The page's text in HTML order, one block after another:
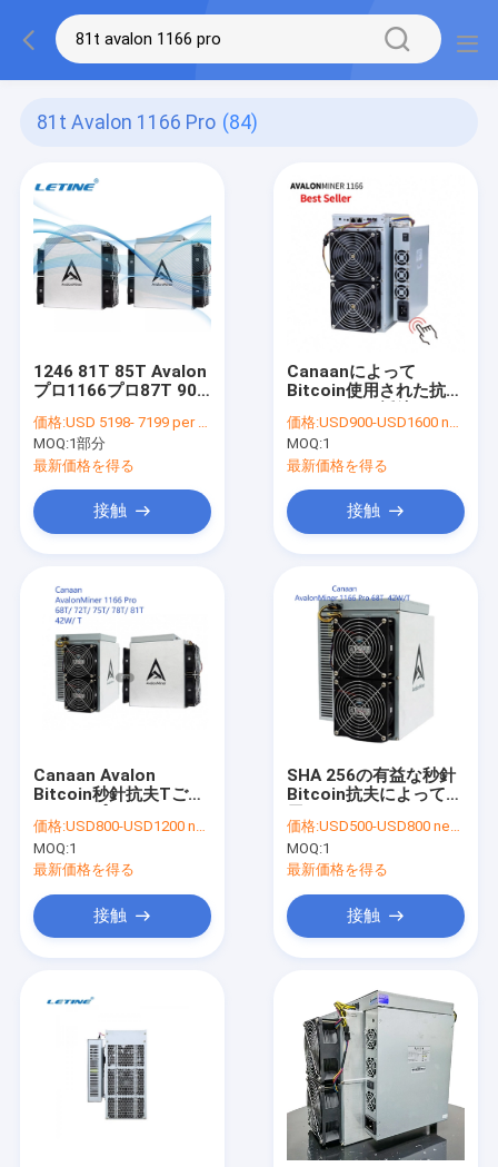
81t Avalon 1166 Pro (84)
1246 81T 85T Avalon
プロ1166プロ87T 90T
A1166プロAvalon
A1166
価格:USD 5198- 7199 per piece
MOQ:1部分
最新価格を得る
接触
Canaanによって
Bitcoin使用された抗夫
めにAvalonをTごとの
1166プロ81T 42W使
用した
価格:USD900-USD1600 negotiable
MOQ:1
最新価格を得る
接触
Canaan Avalon
Bitcoin秒針抗夫Tごと
75T 78T 81T 42W
価格:USD800-USD1200 negotiable
MOQ:1
最新価格を得る
接触
SHA 256の有益な秒針
Bitcoin抗夫によって使
Avalon 1166プロ68T
75db
価格:USD500-USD800 negotiable
MOQ:1
最新価格を得る
接触